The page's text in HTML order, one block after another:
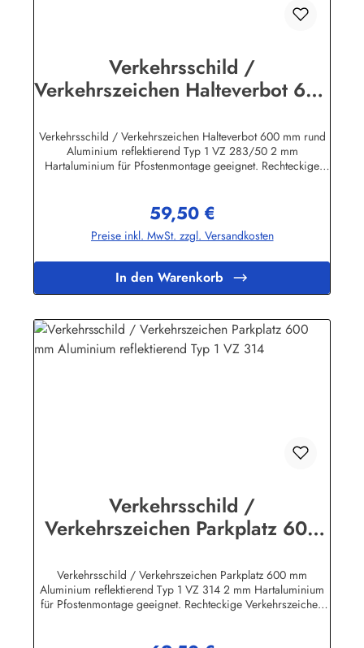
Verkehrsschild /
Verkehrszeichen Halteverbot 600
Typ 1 VZ 283/50
Verkehrsschild / Verkehrszeichen Halteverbot 600 mm rund
Aluminium reflektierend Typ 1 VZ 283/50 2 mm
Hartaluminium für Pfostenmontage geeignet. Rechteckige
Größen lieferbar! Wir führen ausschließlich beste Qualität
"Made in Germany". Bitte beachten Sie beim Preisvergleich:
Die Verkehrszeichen entsprechen den Bestimmungen der
Stärke des Hart - Aluminium - Bleches beträgt 2 mm, die
Schilder sind also für die Pfostenmontage geeignet und
zeichnen sich durch erstklassige Verarbeitung und lange
Schilder- und Etikettenfabrik GmbH & Co. KGNeuer Weg 12
– 1642111 Wuppertalinfo@schilder-klar.de
Regulärer Preis:
59,50 €
Preise inkl. MwSt. zzgl. Versandkosten
In den Warenkorb
Verkehrsschild /
Verkehrszeichen Parkplatz 600
1 VZ 314
Verkehrsschild / Verkehrszeichen Parkplatz 600 mm
Aluminium reflektierend Typ 1 VZ 314 2 mm Hartaluminium
für Pfostenmontage geeignet. Rechteckige Verkehrszeichen